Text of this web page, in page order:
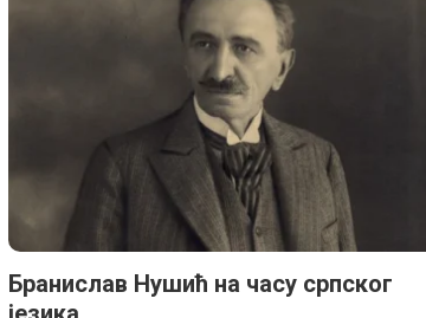
Бранислав Нушић на часу српског